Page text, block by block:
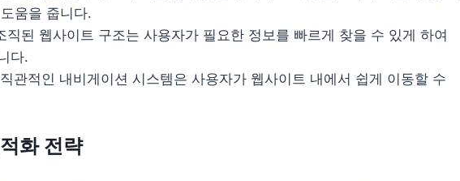
움을 줍니다.
직된 웹사이트 구조는 사용자가 필요한 정보를 빠르게 찾을 수 있게 하여
다.
관적인 내비게이션 시스템은 사용자가 웹사이트 내에서 쉽게 이동할 수
화 전략